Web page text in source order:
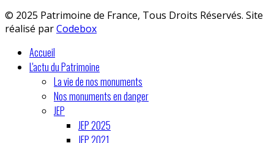
© 2025 Patrimoine de France, Tous Droits Réservés. Site
réalisé parCodebox
Accueil
L'actu du Patrimoine
La vie de nos monuments
Nos monuments en danger
JEP
JEP 2025